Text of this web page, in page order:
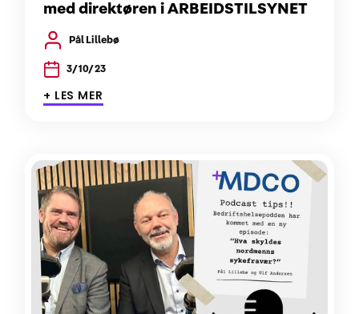
med direktøren i ARBEIDSTILSYNET
Pål Lillebø
3/10/23
+ LES MER